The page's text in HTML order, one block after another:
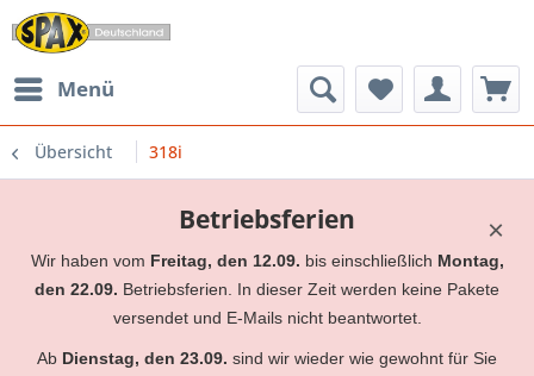
Menü
Übersicht 318i
×
Betriebsferien
Wir haben vom Freitag, den 12.09. bis einschließlich Montag,
den 22.09. Betriebsferien. In dieser Zeit werden keine Pakete
versendet und E-Mails nicht beantwortet.
Ab Dienstag, den 23.09. sind wir wieder wie gewohnt für Sie